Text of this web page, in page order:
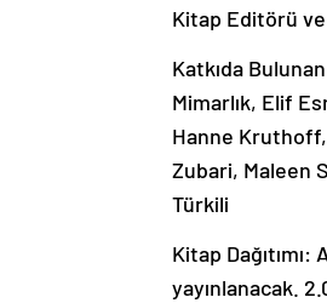
Kitap Editörü
Katkıda
Mimarlık, Elif
Hanne Kruthoff,
Zubari, Maleen
Türkili
Kitap
yayınlanacak.